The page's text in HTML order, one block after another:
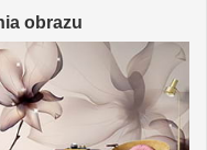
obrazu